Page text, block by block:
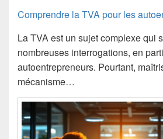
Comprendre la TVA pour les
La TVA est un sujet complexe qui
nombreuses interrogations, en
autoentrepreneurs. Pourtant,
mécanisme…